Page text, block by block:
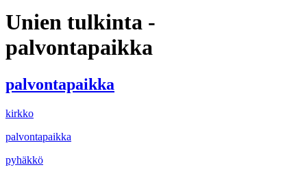
Unien tulkinta -
palvontapaikka
palvontapaikka
kirkko
palvontapaikka
pyhäkkö